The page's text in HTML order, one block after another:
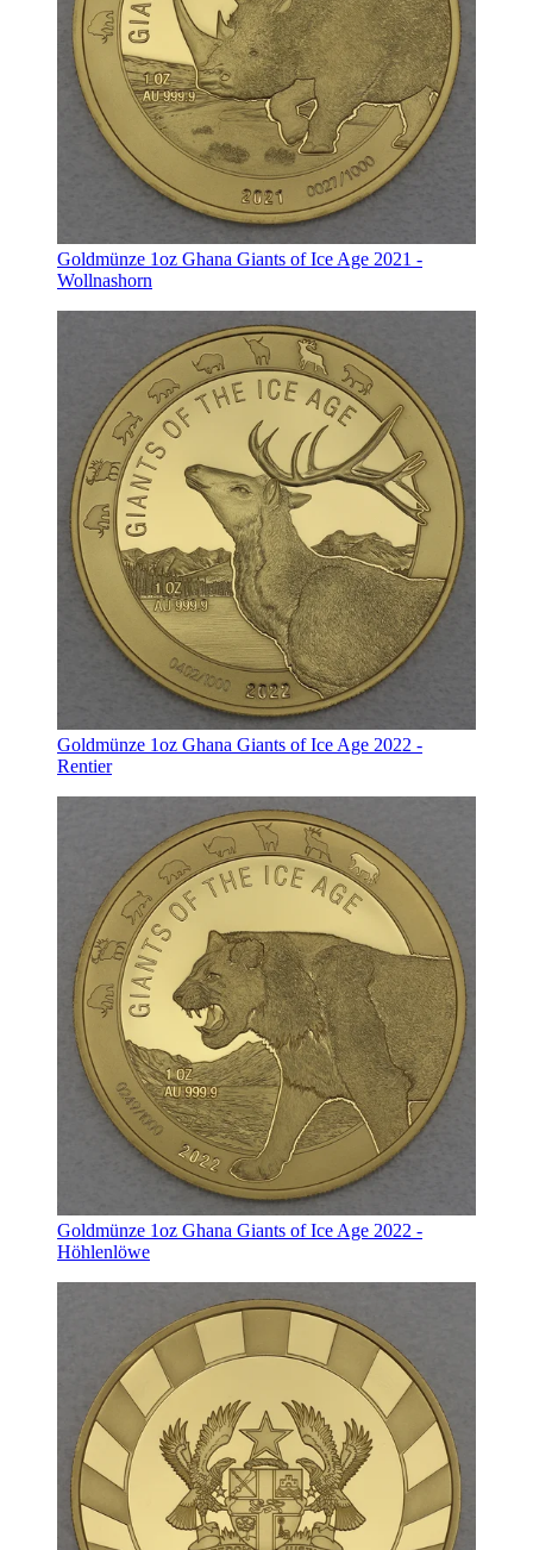
Goldmünze 1oz Ghana Giants of Ice Age 2021 -
Wollnashorn
Goldmünze 1oz Ghana Giants of Ice Age 2022 -
Rentier
Goldmünze 1oz Ghana Giants of Ice Age 2022 -
Höhlenlöwe